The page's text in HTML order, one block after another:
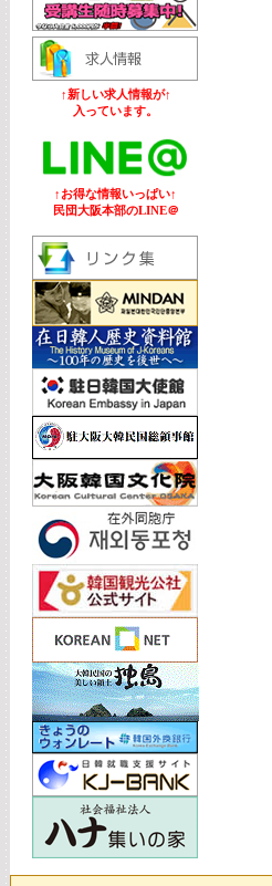
↑新しい求人情報が↑
入っています。
↑お得な情報いっぱい↑
民団大阪本部のLINE＠